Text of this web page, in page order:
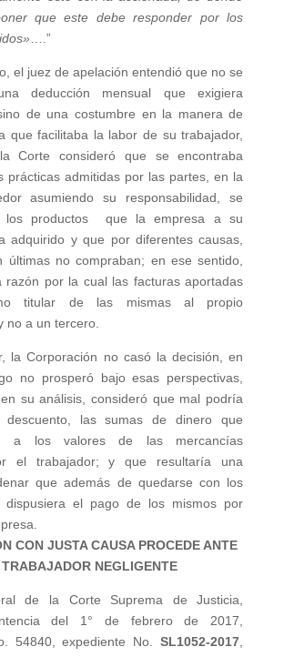
que este debe responder por los
….”
el juez de apelación entendió que no se
deducción mensual que exigiera
de una costumbre en la manera de
que facilitaba la labor de su trabajador,
Corte consideró que se encontraba
prácticas admitidas por las partes, en la
asumiendo su responsabilidad, se
los productos que la empresa a su
adquirido y que por diferentes causas,
últimas no compraban; en ese sentido,
razón por la cual las facturas aportadas
titular de las mismas al propio
no a un tercero.
la Corporación no casó la decisión, en
no prosperó bajo esas perspectivas,
su análisis, consideró que mal podría
descuento, las sumas de dinero que
a los valores de las mercancías
el trabajador; y que resultaría una
que además de quedarse con los
dispusiera el pago de los mismos por
CON JUSTA CAUSA PROCEDE ANTE
NEGLIGENTE
de la Corte Suprema de Justicia,
del 1° de febrero de 2017,
54840, expediente No.SL1052-2017